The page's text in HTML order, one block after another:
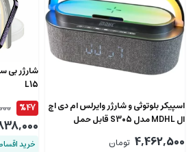
اسپیکر بلوتوثی و شارژر وایرلس ام دی اچ
ال MDHL مدل S305 قابل حمل
4,462,500 تومان
L15
%47
خرید